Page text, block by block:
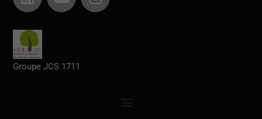
Groupe JCS 1711